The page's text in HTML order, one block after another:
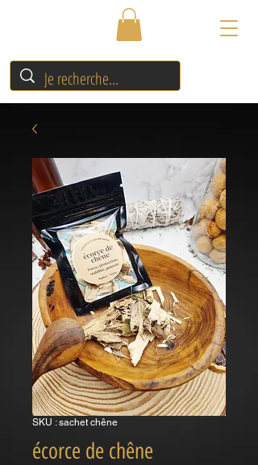
SKU : sachet chêne
écorce de chêne